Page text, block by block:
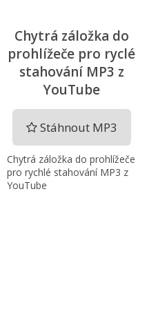
Chytrá záložka do
prohlížeče pro ryclé
stahování MP3 z
YouTube
Stáhnout MP3
Chytrá záložka do prohlížeče
pro rychlé stahování MP3 z
YouTube